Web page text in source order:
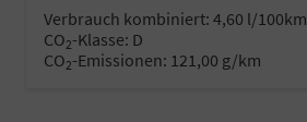
Verbrauch kombiniert: 4,60 l/100km
CO2-Klasse: D
CO2-Emissionen: 121,00 g/km